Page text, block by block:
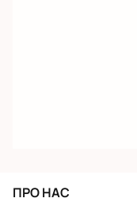
ПРО НАС